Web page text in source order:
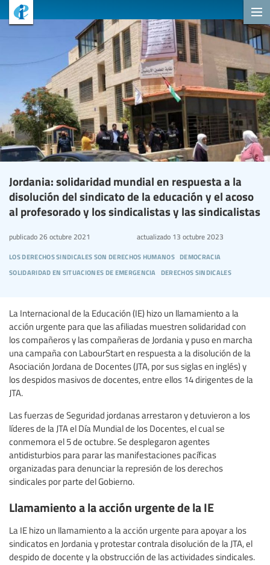
Jordania: solidaridad mundial en respuesta a la
disolución del sindicato de la educación y el acoso
al profesorado y los sindicalistas y las sindicalistas
los derechos sindicales son derechos humanos democracia
solidaridad en situaciones de emergencia derechos sindicales
publicado 26 octubre 2021 actualizado13 octubre 2023
La Internacional de la Educación (IE) hizo un llamamiento a la
acción urgente para que las afiliadas muestren solidaridad con
los compañeros y las compañeras de Jordania y puso en marcha
una campaña con LabourStart en respuesta a la disolución de la
Asociación Jordana de Docentes (JTA, por sus siglas en inglés) y
los despidos masivos de docentes, entre ellos 14 dirigentes de la
JTA.
Las fuerzas de Seguridad jordanas arrestaron y detuvieron a los
líderes de la JTA el Día Mundial de los Docentes, el cual se
conmemora el 5 de octubre. Se desplegaron agentes
antidisturbios para parar las manifestaciones pacíficas
organizadas para denunciar la represión de los derechos
sindicales por parte del Gobierno.
Llamamiento a la acción urgente de la IE
La IE hizo un llamamiento a la acción urgente para apoyar a los
sindicatos en Jordania y protestar contrala disolución de la JTA, el
despido de docente y la obstrucción de las actividades sindicales.